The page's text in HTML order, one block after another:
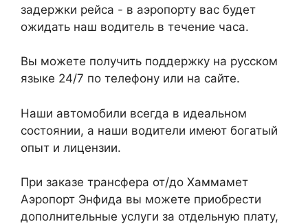
задержки рейса - в аэропорту вас будет
ожидать наш водитель в течение часа.
Вы можете получить поддержку на русском
языке 24/7 по телефону или на сайте.
Наши автомобили всегда в идеальном
состоянии, а наши водители имеют богатый
опыт и лицензии.
При заказе трансфера от/до Хаммамет
Аэропорт Энфида вы можете приобрести
дополнительные услуги за отдельную плату,